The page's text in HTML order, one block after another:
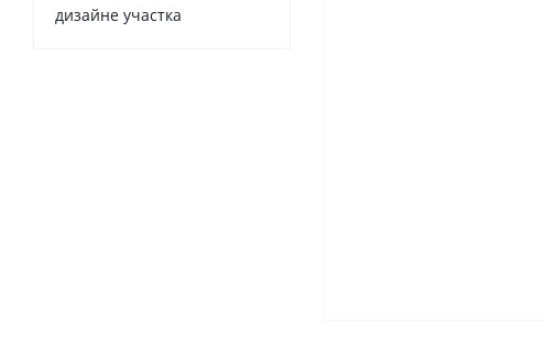
дизайне участка